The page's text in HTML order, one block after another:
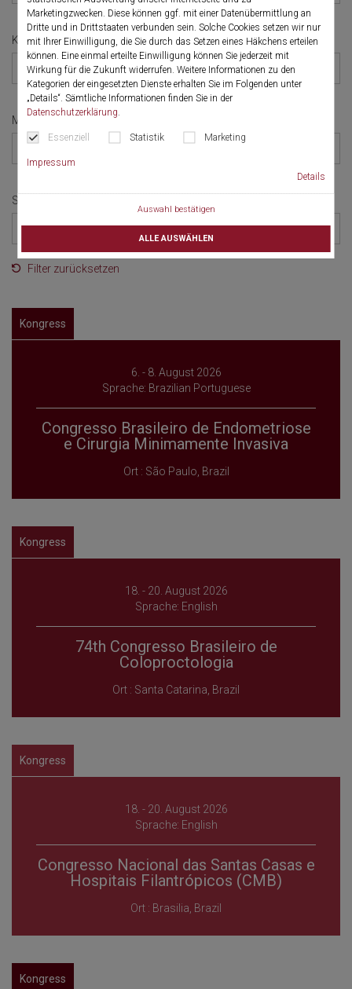
Marketingzwecken. Diese können ggf. mit einer Datenübermittlung an
Dritte und in Drittstaaten verbunden sein. Solche Cookies setzen wir nur
mit Ihrer Einwilligung, die Sie durch das Setzen eines Häkchens erteilen
können. Eine einmal erteilte Einwilligung können Sie jederzeit mit
Wirkung für die Zukunft widerrufen. Weitere Informationen zu den
Kategorien der eingesetzten Dienste erhalten Sie im Folgenden unter
„Details“. Sämtliche Informationen finden Sie in der
Datenschutzerklärung
Essenziell Statistik Marketing
Impressum
Details
Auswahl bestätigen
ALLE AUSWÄHLEN
Kategorie
Alle
Monat
Sprache
Alle
Filter zurücksetzen
Kongress
6. - 8. August 2026
Sprache: Brazilian Portuguese
Congresso Brasileiro de Endometriose
e Cirurgia Minimamente Invasiva
Ort : São Paulo, Brazil
Kongress
18. - 20. August 2026
Sprache: English
74th Congresso Brasileiro de
Coloproctologia
Ort : Santa Catarina, Brazil
Kongress
18. - 20. August 2026
Sprache: English
Congresso Nacional das Santas Casas e
Hospitais Filantrópicos (CMB)
Ort : Brasilia, Brazil
Kongress